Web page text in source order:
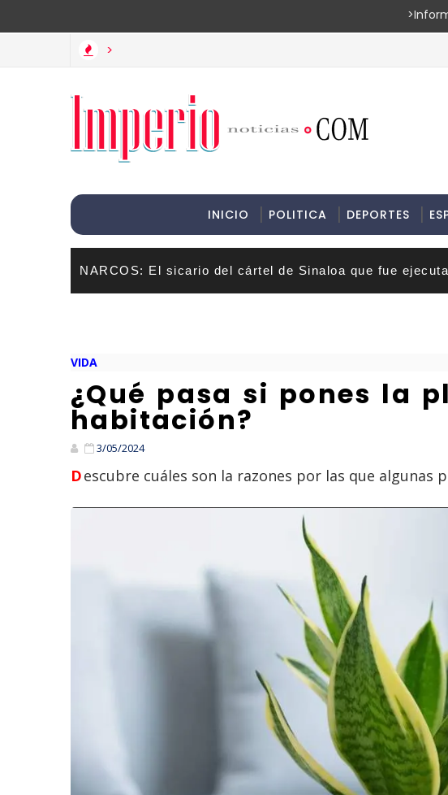
>Información
>
INICIO POLITICA DEPORTES
NARCOS: El sicario del cártel de Sinaloa que fue
VIDA
¿Qué pasa si pones la
habitación?
3/05/2024
Descubre cuáles son la razones por las que